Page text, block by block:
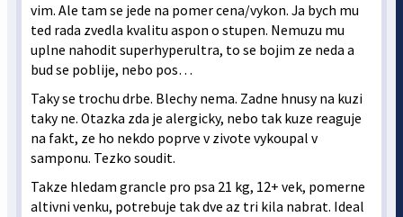
vim. Ale tam se jede na pomer cena/vykon. Ja bych mu
ted rada zvedla kvalitu aspon o stupen. Nemuzu mu
uplne nahodit superhyperultra, to se bojim ze neda a
bud se poblije, nebo pos…
Taky se trochu drbe. Blechy nema. Zadne hnusy na kuzi
taky ne. Otazka zda je alergicky, nebo tak kuze reaguje
na fakt, ze ho nekdo poprve v zivote vykoupal v
samponu. Tezko soudit.
Takze hledam grancle pro psa 21 kg, 12+ vek, pomerne
altivni venku, potrebuje tak dve az tri kila nabrat. Ideal